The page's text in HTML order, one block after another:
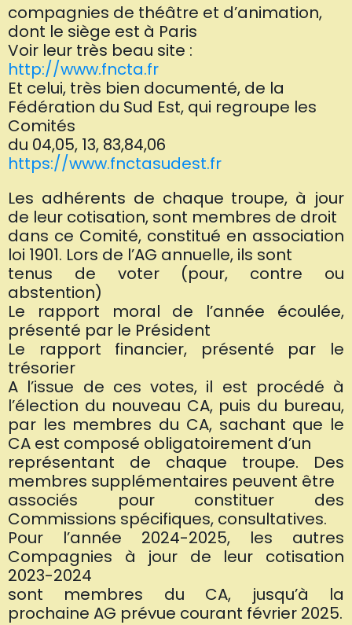
compagnies de théâtre et d’animation,
dont le siège est à Paris
Voir leur très beau site :
http://www.fncta.fr
Et celui, très bien documenté, de la
Fédération du Sud Est, qui regroupe les
Comités
du 04,05, 13, 83,84,06
https://www.fnctasudest.fr
Les adhérents de chaque troupe, à jour
de leur cotisation, sont membres de droit
dans ce Comité, constitué en association
loi 1901. Lors de l’AG annuelle, ils sont
tenus de voter (pour, contre ou
abstention)
Le rapport moral de l’année écoulée,
présenté par le Président
Le rapport financier, présenté par le
trésorier
A l’issue de ces votes, il est procédé à
l’élection du nouveau CA, puis du bureau,
par les membres du CA, sachant que le
CA est composé obligatoirement d’un
représentant de chaque troupe. Des
membres supplémentaires peuvent être
associés pour constituer des
Commissions spécifiques, consultatives.
Pour l’année 2024-2025, les autres
Compagnies à jour de leur cotisation
2023-2024
sont membres du CA, jusqu’à la
prochaine AG prévue courant février 2025.